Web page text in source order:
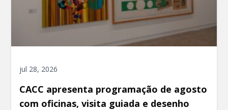
jul 28, 2026
CACC apresenta programação de agosto
com oficinas, visita guiada e desenho